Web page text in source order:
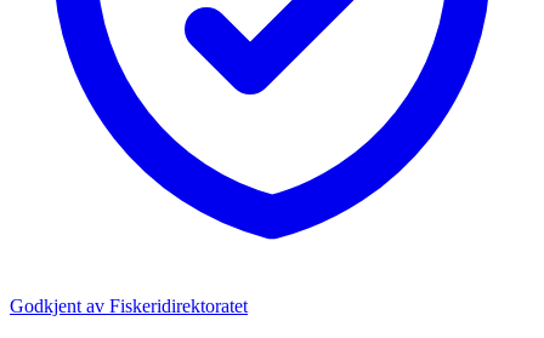
Godkjent av Fiskeridirektoratet